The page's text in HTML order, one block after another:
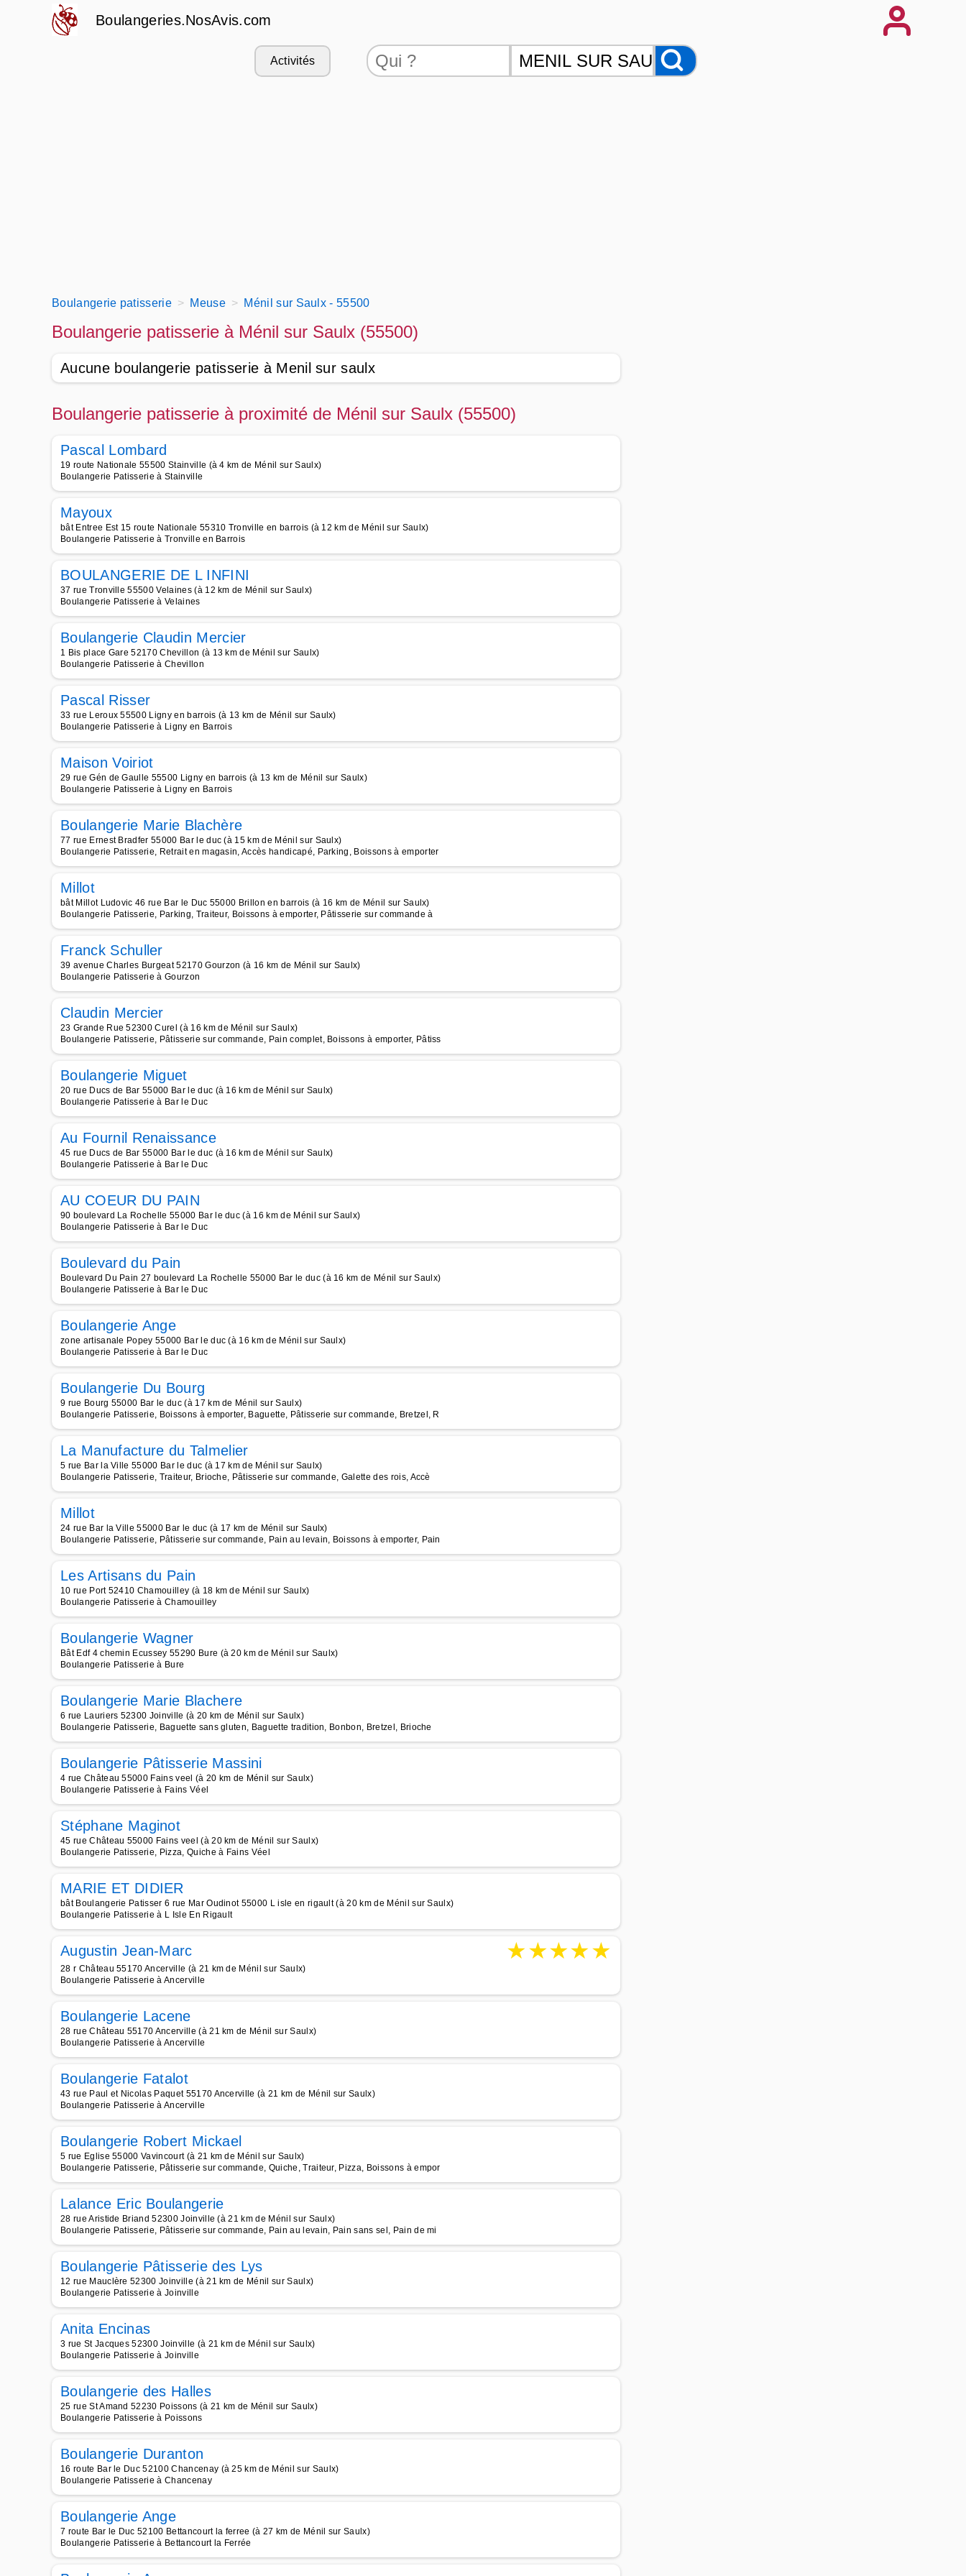
Boulangeries.NosAvis.com
Activités
Boulangerie patisserie Meuse Ménil sur Saulx - 55500
Boulangerie patisserie à Ménil sur Saulx (55500)
Aucune boulangerie patisserie à Menil sur saulx
Boulangerie patisserie à proximité de Ménil sur Saulx (55500)
Pascal Lombard
19 route Nationale 55500 Stainville (à 4 km de Ménil sur Saulx)
Boulangerie Patisserie à Stainville
Mayoux
bât Entree Est 15 route Nationale 55310 Tronville en barrois (à 12 km de Ménil sur Saulx)
Boulangerie Patisserie à Tronville en Barrois
BOULANGERIE DE L INFINI
37 rue Tronville 55500 Velaines (à 12 km de Ménil sur Saulx)
Boulangerie Patisserie à Velaines
Boulangerie Claudin Mercier
1 Bis place Gare 52170 Chevillon (à 13 km de Ménil sur Saulx)
Boulangerie Patisserie à Chevillon
Pascal Risser
33 rue Leroux 55500 Ligny en barrois (à 13 km de Ménil sur Saulx)
Boulangerie Patisserie à Ligny en Barrois
Maison Voiriot
29 rue Gén de Gaulle 55500 Ligny en barrois (à 13 km de Ménil sur Saulx)
Boulangerie Patisserie à Ligny en Barrois
Boulangerie Marie Blachère
77 rue Ernest Bradfer 55000 Bar le duc (à 15 km de Ménil sur Saulx)
Boulangerie Patisserie, Retrait en magasin, Accès handicapé, Parking, Boissons à emporter
Millot
bât Millot Ludovic 46 rue Bar le Duc 55000 Brillon en barrois (à 16 km de Ménil sur Saulx)
Boulangerie Patisserie, Parking, Traiteur, Boissons à emporter, Pâtisserie sur commande à
Franck Schuller
39 avenue Charles Burgeat 52170 Gourzon (à 16 km de Ménil sur Saulx)
Boulangerie Patisserie à Gourzon
Claudin Mercier
23 Grande Rue 52300 Curel (à 16 km de Ménil sur Saulx)
Boulangerie Patisserie, Pâtisserie sur commande, Pain complet, Boissons à emporter, Pâtiss
Boulangerie Miguet
20 rue Ducs de Bar 55000 Bar le duc (à 16 km de Ménil sur Saulx)
Boulangerie Patisserie à Bar le Duc
Au Fournil Renaissance
45 rue Ducs de Bar 55000 Bar le duc (à 16 km de Ménil sur Saulx)
Boulangerie Patisserie à Bar le Duc
AU COEUR DU PAIN
90 boulevard La Rochelle 55000 Bar le duc (à 16 km de Ménil sur Saulx)
Boulangerie Patisserie à Bar le Duc
Boulevard du Pain
Boulevard Du Pain 27 boulevard La Rochelle 55000 Bar le duc (à 16 km de Ménil sur Saulx)
Boulangerie Patisserie à Bar le Duc
Boulangerie Ange
zone artisanale Popey 55000 Bar le duc (à 16 km de Ménil sur Saulx)
Boulangerie Patisserie à Bar le Duc
Boulangerie Du Bourg
9 rue Bourg 55000 Bar le duc (à 17 km de Ménil sur Saulx)
Boulangerie Patisserie, Boissons à emporter, Baguette, Pâtisserie sur commande, Bretzel, R
La Manufacture du Talmelier
5 rue Bar la Ville 55000 Bar le duc (à 17 km de Ménil sur Saulx)
Boulangerie Patisserie, Traiteur, Brioche, Pâtisserie sur commande, Galette des rois, Accè
Millot
24 rue Bar la Ville 55000 Bar le duc (à 17 km de Ménil sur Saulx)
Boulangerie Patisserie, Pâtisserie sur commande, Pain au levain, Boissons à emporter, Pain
Les Artisans du Pain
10 rue Port 52410 Chamouilley (à 18 km de Ménil sur Saulx)
Boulangerie Patisserie à Chamouilley
Boulangerie Wagner
Bât Edf 4 chemin Ecussey 55290 Bure (à 20 km de Ménil sur Saulx)
Boulangerie Patisserie à Bure
Boulangerie Marie Blachere
6 rue Lauriers 52300 Joinville (à 20 km de Ménil sur Saulx)
Boulangerie Patisserie, Baguette sans gluten, Baguette tradition, Bonbon, Bretzel, Brioche
Boulangerie Pâtisserie Massini
4 rue Château 55000 Fains veel (à 20 km de Ménil sur Saulx)
Boulangerie Patisserie à Fains Véel
Stéphane Maginot
45 rue Château 55000 Fains veel (à 20 km de Ménil sur Saulx)
Boulangerie Patisserie, Pizza, Quiche à Fains Véel
MARIE ET DIDIER
bât Boulangerie Patisser 6 rue Mar Oudinot 55000 L isle en rigault (à 20 km de Ménil sur Saulx)
Boulangerie Patisserie à L Isle En Rigault
Augustin Jean-Marc ★★★★★
28 r Château 55170 Ancerville (à 21 km de Ménil sur Saulx)
Boulangerie Patisserie à Ancerville
Boulangerie Lacene
28 rue Château 55170 Ancerville (à 21 km de Ménil sur Saulx)
Boulangerie Patisserie à Ancerville
Boulangerie Fatalot
43 rue Paul et Nicolas Paquet 55170 Ancerville (à 21 km de Ménil sur Saulx)
Boulangerie Patisserie à Ancerville
Boulangerie Robert Mickael
5 rue Eglise 55000 Vavincourt (à 21 km de Ménil sur Saulx)
Boulangerie Patisserie, Pâtisserie sur commande, Quiche, Traiteur, Pizza, Boissons à empor
Lalance Eric Boulangerie
28 rue Aristide Briand 52300 Joinville (à 21 km de Ménil sur Saulx)
Boulangerie Patisserie, Pâtisserie sur commande, Pain au levain, Pain sans sel, Pain de mi
Boulangerie Pâtisserie des Lys
12 rue Mauclère 52300 Joinville (à 21 km de Ménil sur Saulx)
Boulangerie Patisserie à Joinville
Anita Encinas
3 rue St Jacques 52300 Joinville (à 21 km de Ménil sur Saulx)
Boulangerie Patisserie à Joinville
Boulangerie des Halles
25 rue St Amand 52230 Poissons (à 21 km de Ménil sur Saulx)
Boulangerie Patisserie à Poissons
Boulangerie Duranton
16 route Bar le Duc 52100 Chancenay (à 25 km de Ménil sur Saulx)
Boulangerie Patisserie à Chancenay
Boulangerie Ange
7 route Bar le Duc 52100 Bettancourt la ferree (à 27 km de Ménil sur Saulx)
Boulangerie Patisserie à Bettancourt la Ferrée